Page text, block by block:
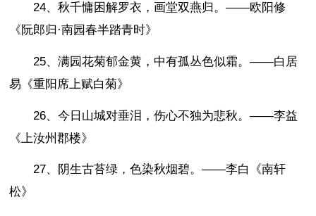
24、秋千慵困解罗衣，画堂双燕归。——欧阳修
《阮郎归·南园春半踏青时》
25、满园花菊郁金黄，中有孤丛色似霜。——白居
易《重阳席上赋白菊》
26、今日山城对垂泪，伤心不独为悲秋。——李益
《上汝州郡楼》
27、阴生古苔绿，色染秋烟碧。——李白《南轩
松》